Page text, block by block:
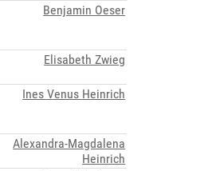
Benjamin Oeser
Elisabeth Zwieg
Ines Venus Heinrich
Alexandra-Magdalena
Heinrich